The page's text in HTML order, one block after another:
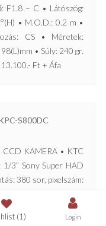
F1.8 – C • Látószög:
• M.O.D.: 0.2 m •
CS • Méretek:
• Súly: 240 gr.
Ft + Áfa
S800DC
CCD KAMERA • KTC
1/3” Sony Super HAD
380 sor, pixelszám:
objektív: Pinhole, f =
• 12 V DC, 180 mA •
(1) Login